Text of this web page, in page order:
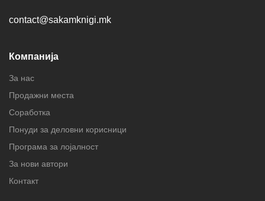
contact@sakamknigi.mk
Компанија
За нас
Продажни места
Соработка
Понуди за деловни корисници
Програма за лојалност
За нови автори
Контакт